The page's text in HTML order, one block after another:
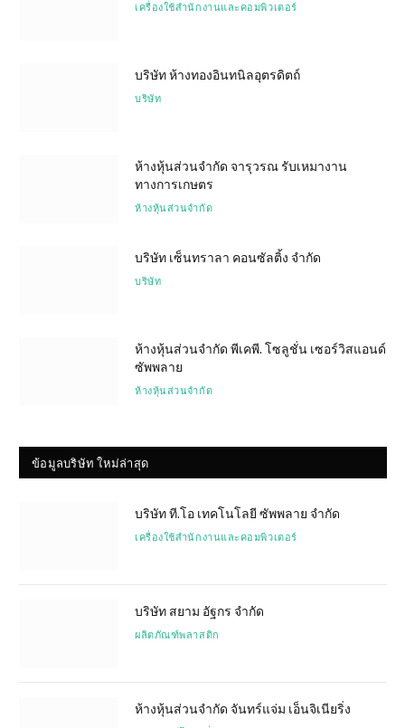
เครื่องใช้สำนักงานและคอมพิวเตอร์
บริษัท ห้างทองอินทนิลอุตรดิตถ์
บริษัท
ห้างหุ้นส่วนจำกัด จารุวรณ รับเหมางาน
ทางการเกษตร
ห้างหุ้นส่วนจำกัด
บริษัท เซ็นทราลา คอนซัลติ้ง จำกัด
บริษัท
ห้างหุ้นส่วนจำกัด พีเคพี. โซลูชั่น เซอร์วิสแอนด์
ซัพพลาย
ห้างหุ้นส่วนจำกัด
ข้อมูลบริษัท ใหม่ล่าสุด
บริษัท ที.โอ เทคโนโลยี ซัพพลาย จำกัด
เครื่องใช้สำนักงานและคอมพิวเตอร์
บริษัท สยาม อัฐกร จำกัด
ผลิตภัณฑ์พลาสติก
ห้างหุ้นส่วนจำกัด จันทร์แจ่ม เอ็นจิเนียริ่ง